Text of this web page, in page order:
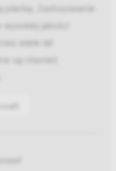
pianką. Zastosowanie
jakości
wiele lat
są również